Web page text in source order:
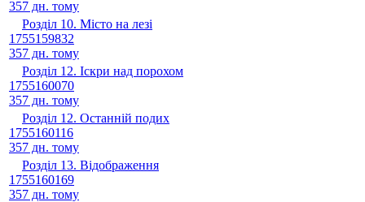
357 дн. тому
Розділ 10. Місто на лезі
1755159832
357 дн. тому
Розділ 12. Іскри над порохом
1755160070
357 дн. тому
Розділ 12. Останній подих
1755160116
357 дн. тому
Розділ 13. Відображення
1755160169
357 дн. тому